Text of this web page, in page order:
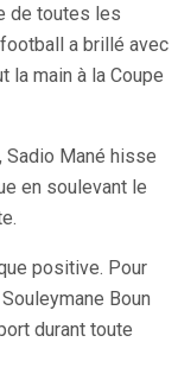
de toutes les
a brillé avec
la main à la Coupe
Sadio Mané hisse
en soulevant le
positive. Pour
Boun
durant toute